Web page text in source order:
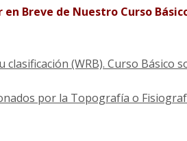
en Breve de Nuestro Curso
clasificación (WRB). Curso Básico
por la Topografía o